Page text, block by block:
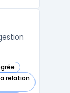
métier
relation